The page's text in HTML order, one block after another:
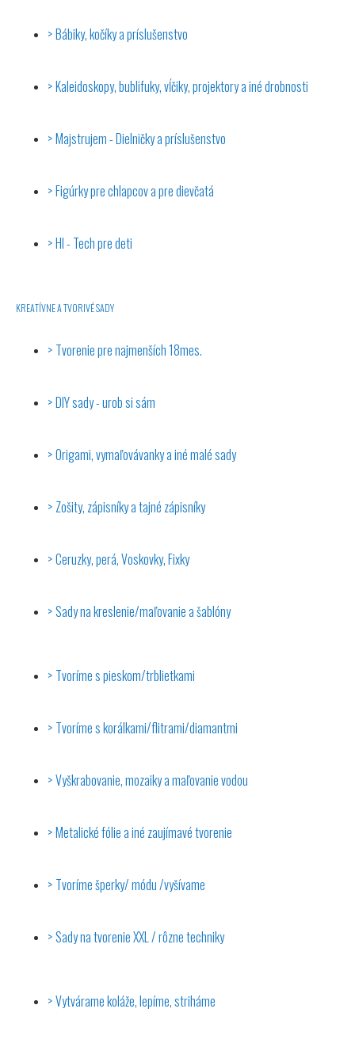
Bábiky, kočíky a príslušenstvo
Kaleidoskopy, bublifuky, vĺčiky, projektory a iné drobnosti
Majstrujem - Dielničky a príslušenstvo
Figúrky pre chlapcov a pre dievčatá
HI - Tech pre deti
KREATÍVNE A TVORIVÉ SADY
Tvorenie pre najmenších 18mes.
DIY sady - urob si sám
Origami, vymaľovávanky a iné malé sady
Zošity, zápisníky a tajné zápisníky
Ceruzky, perá, Voskovky, Fixky
Sady na kreslenie/maľovanie a šablóny
Tvoríme s pieskom/trblietkami
Tvoríme s korálkami/flitrami/diamantmi
Vyškrabovanie, mozaiky a maľovanie vodou
Metalické fólie a iné zaujímavé tvorenie
Tvoríme šperky/ módu /vyšívame
Sady na tvorenie XXL / rôzne techniky
Vytvárame koláže, lepíme, striháme